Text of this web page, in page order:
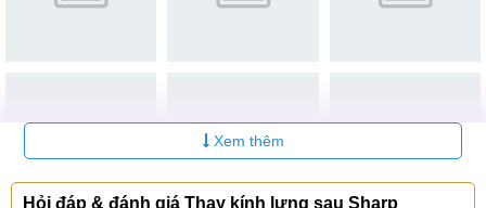
Tại Đà Nẵng
Tìm kiếm liên quan khác
Xem thêm
Hỏi đáp & đánh giá Thay kính lưng sau Sharp